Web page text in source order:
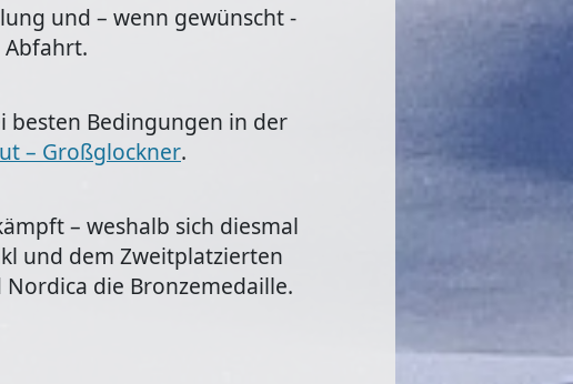
und – wenn gewünscht -
besten Bedingungen in der
– Großglockner.
– weshalb sich diesmal
und dem Zweitplatzierten
die Bronzemedaille.